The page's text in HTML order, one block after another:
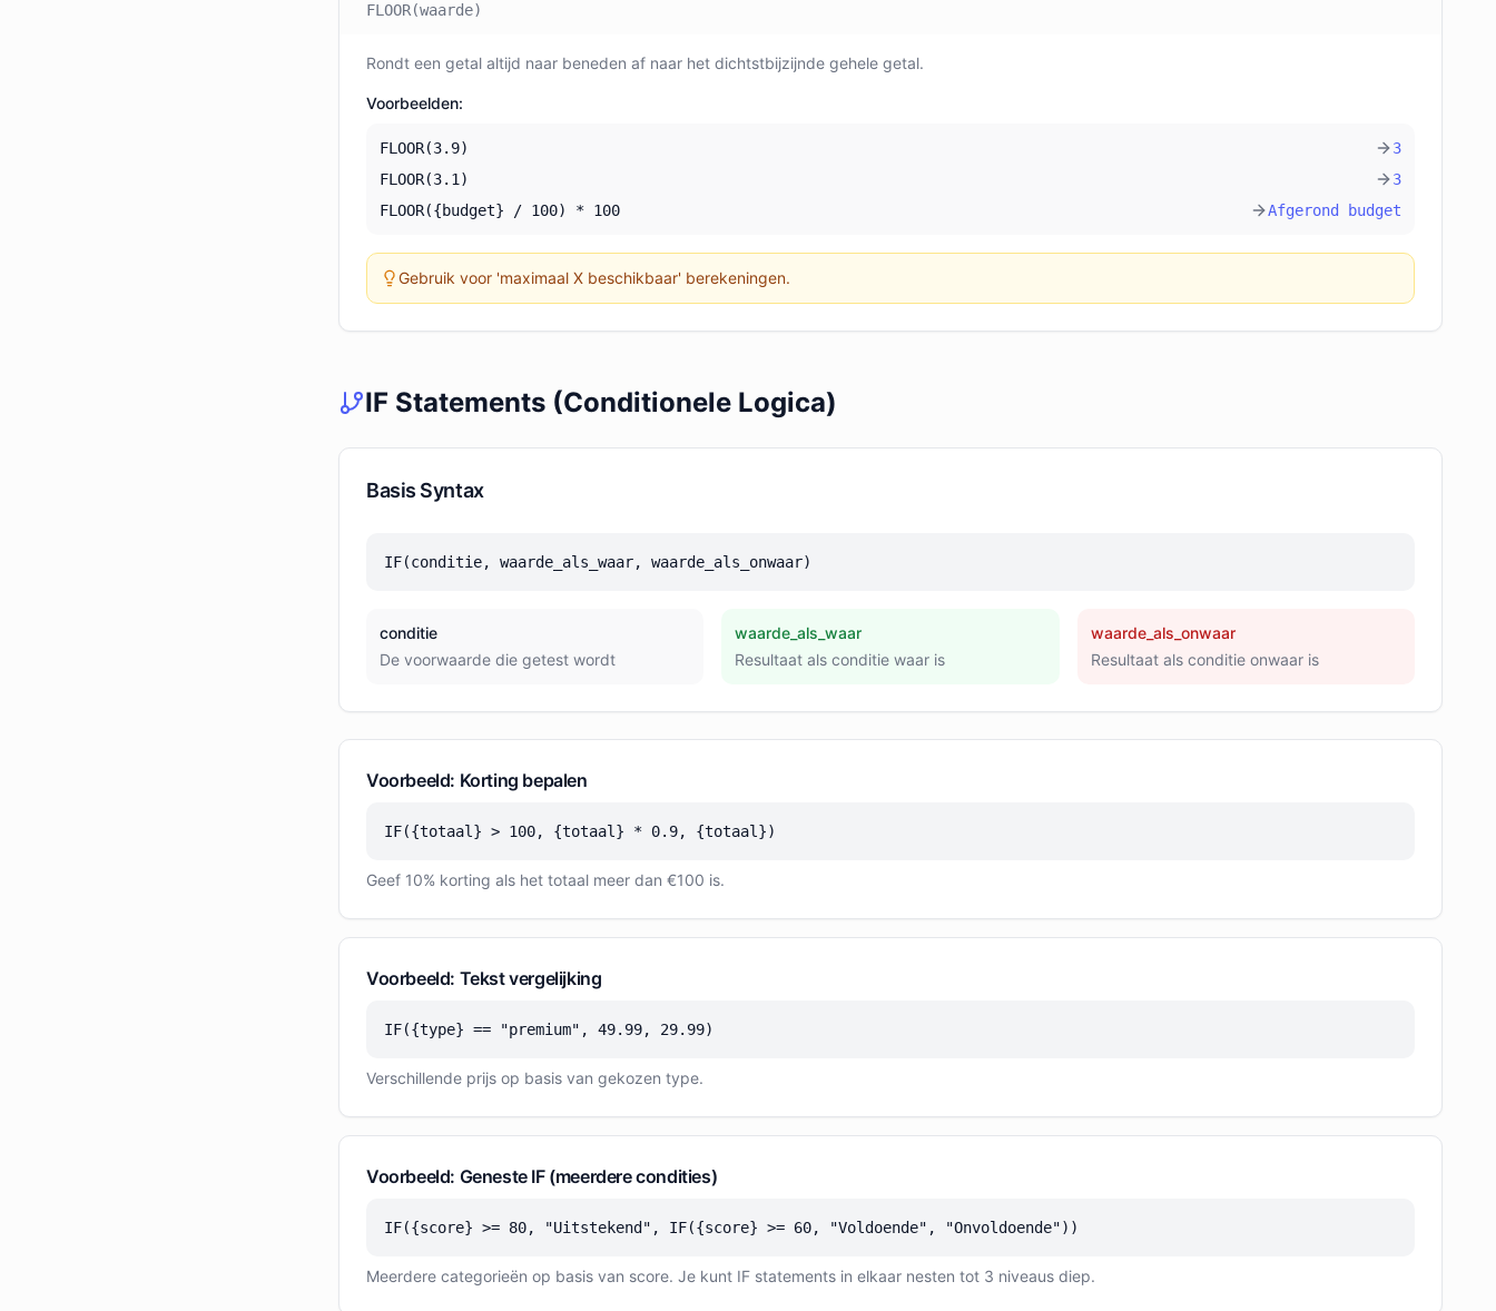
FLOOR(waarde)
Rondt een getal altijd naar beneden af naar het dichtstbijzijnde gehele getal.
Voorbeelden:
FLOOR(3.9)
3
FLOOR(3.1)
3
FLOOR({budget} / 100) * 100
Afgerond budget
Gebruik voor 'maximaal X beschikbaar' berekeningen.
IF Statements (Conditionele Logica)
Basis Syntax
IF(conditie, waarde_als_waar, waarde_als_onwaar)
conditie
De voorwaarde die getest wordt
waarde_als_waar
Resultaat als conditie waar is
waarde_als_onwaar
Resultaat als conditie onwaar is
Voorbeeld: Korting bepalen
IF({totaal} > 100, {totaal} * 0.9, {totaal})
Geef 10% korting als het totaal meer dan €100 is.
Voorbeeld: Tekst vergelijking
IF({type} == "premium", 49.99, 29.99)
Verschillende prijs op basis van gekozen type.
Voorbeeld: Geneste IF (meerdere condities)
IF({score} >= 80, "Uitstekend", IF({score} >= 60, "Voldoende", "Onvoldoende"))
Meerdere categorieën op basis van score. Je kunt IF statements in elkaar nesten tot 3 niveaus diep.